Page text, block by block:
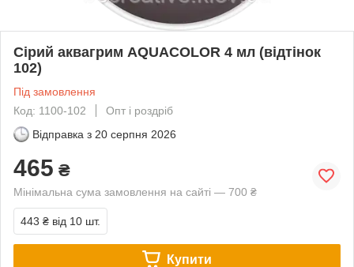
Сірий аквагрим AQUACOLOR 4 мл (відтінок
102)
Під замовлення
Код: 1100-102
Опт і роздріб
Відправка з 20 серпня 2026
465 ₴
Мінімальна сума замовлення на сайті — 700 ₴
443 ₴ від 10 шт.
Купити